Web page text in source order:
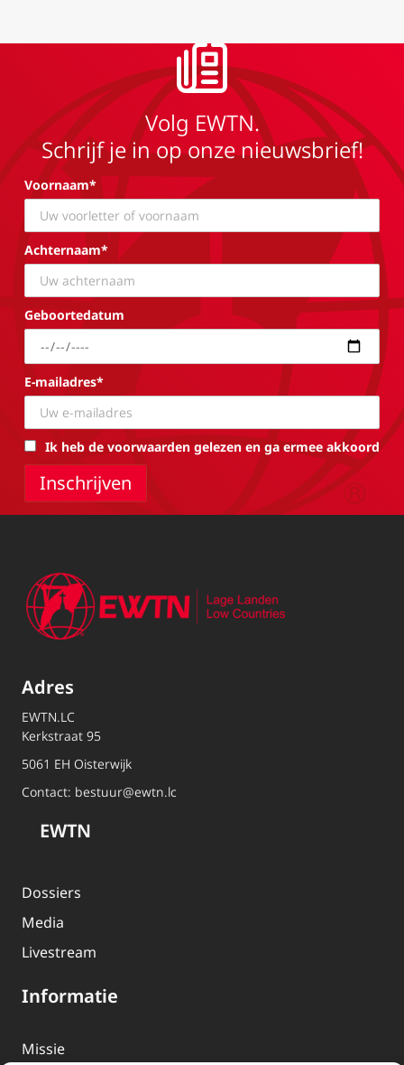
Volg EWTN.
Schrijf je in op onze nieuwsbrief!
Voornaam*
Achternaam*
Geboortedatum
E-mailadres*
Ik heb de voorwaarden gelezen en ga ermee akkoord
Adres
EWTN.LC
Kerkstraat 95
5061 EH Oisterwijk
Contact: bestuur@ewtn.lc
EWTN
Dossiers
Media
Livestream
Informatie
Missie